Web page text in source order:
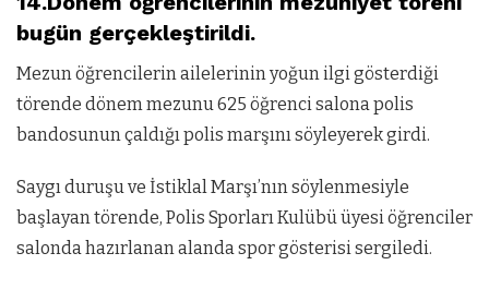
bugün gerçekleştirildi.
Mezun öğrencilerin ailelerinin yoğun ilgi gösterdiği
törende dönem mezunu 625 öğrenci salona polis
bandosunun çaldığı polis marşını söyleyerek girdi.
Saygı duruşu ve İstiklal Marşı’nın söylenmesiyle
başlayan törende, Polis Sporları Kulübü üyesi öğrenciler
salonda hazırlanan alanda spor gösterisi sergiledi.